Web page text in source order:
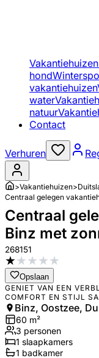
hond
vakantiehuizen
water
natuur
Contact
Verhuren
>Vakantiehuizen>
Centraal gelegen
Centraal
Binz met
268151
★★★★★
Opslaan
GENIET VAN EEN
COMFORT EN STIJL
Binz, Oostzee,
60 m²
3 personen
1 slaapkamers
1 badkamer